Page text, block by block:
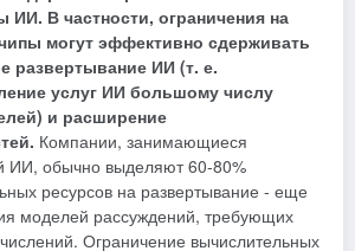
ИИ. В частности, ограничения на
могут эффективно сдерживать
развертывание ИИ (т. е.
услуг ИИ большому числу
и расширение
Компании, занимающиеся
ИИ, обычно выделяют 60-80%
ресурсов на развертывание - еще
моделей рассуждений, требующих
Ограничение вычислительных